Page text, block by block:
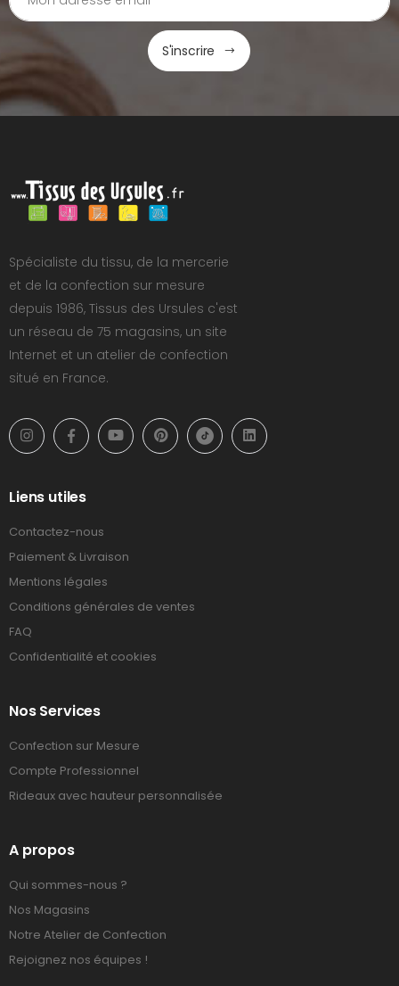
S'inscrire
Spécialiste du tissu, de la mercerie
et de la confection sur mesure
depuis 1986, Tissus des Ursules c'est
un réseau de 75 magasins, un site
Internet et un atelier de confection
situé en France.
Liens utiles
Contactez-nous
Paiement & Livraison
Mentions légales
Conditions générales de ventes
FAQ
Confidentialité et cookies
Nos Services
Confection sur Mesure
Compte Professionnel
Rideaux avec hauteur personnalisée
A propos
Qui sommes-nous ?
Nos Magasins
Notre Atelier de Confection
Rejoignez nos équipes !